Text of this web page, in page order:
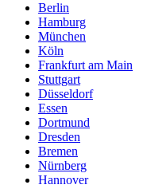
Berlin
Hamburg
München
Köln
Frankfurt am Main
Stuttgart
Düsseldorf
Essen
Dortmund
Dresden
Bremen
Nürnberg
Hannover